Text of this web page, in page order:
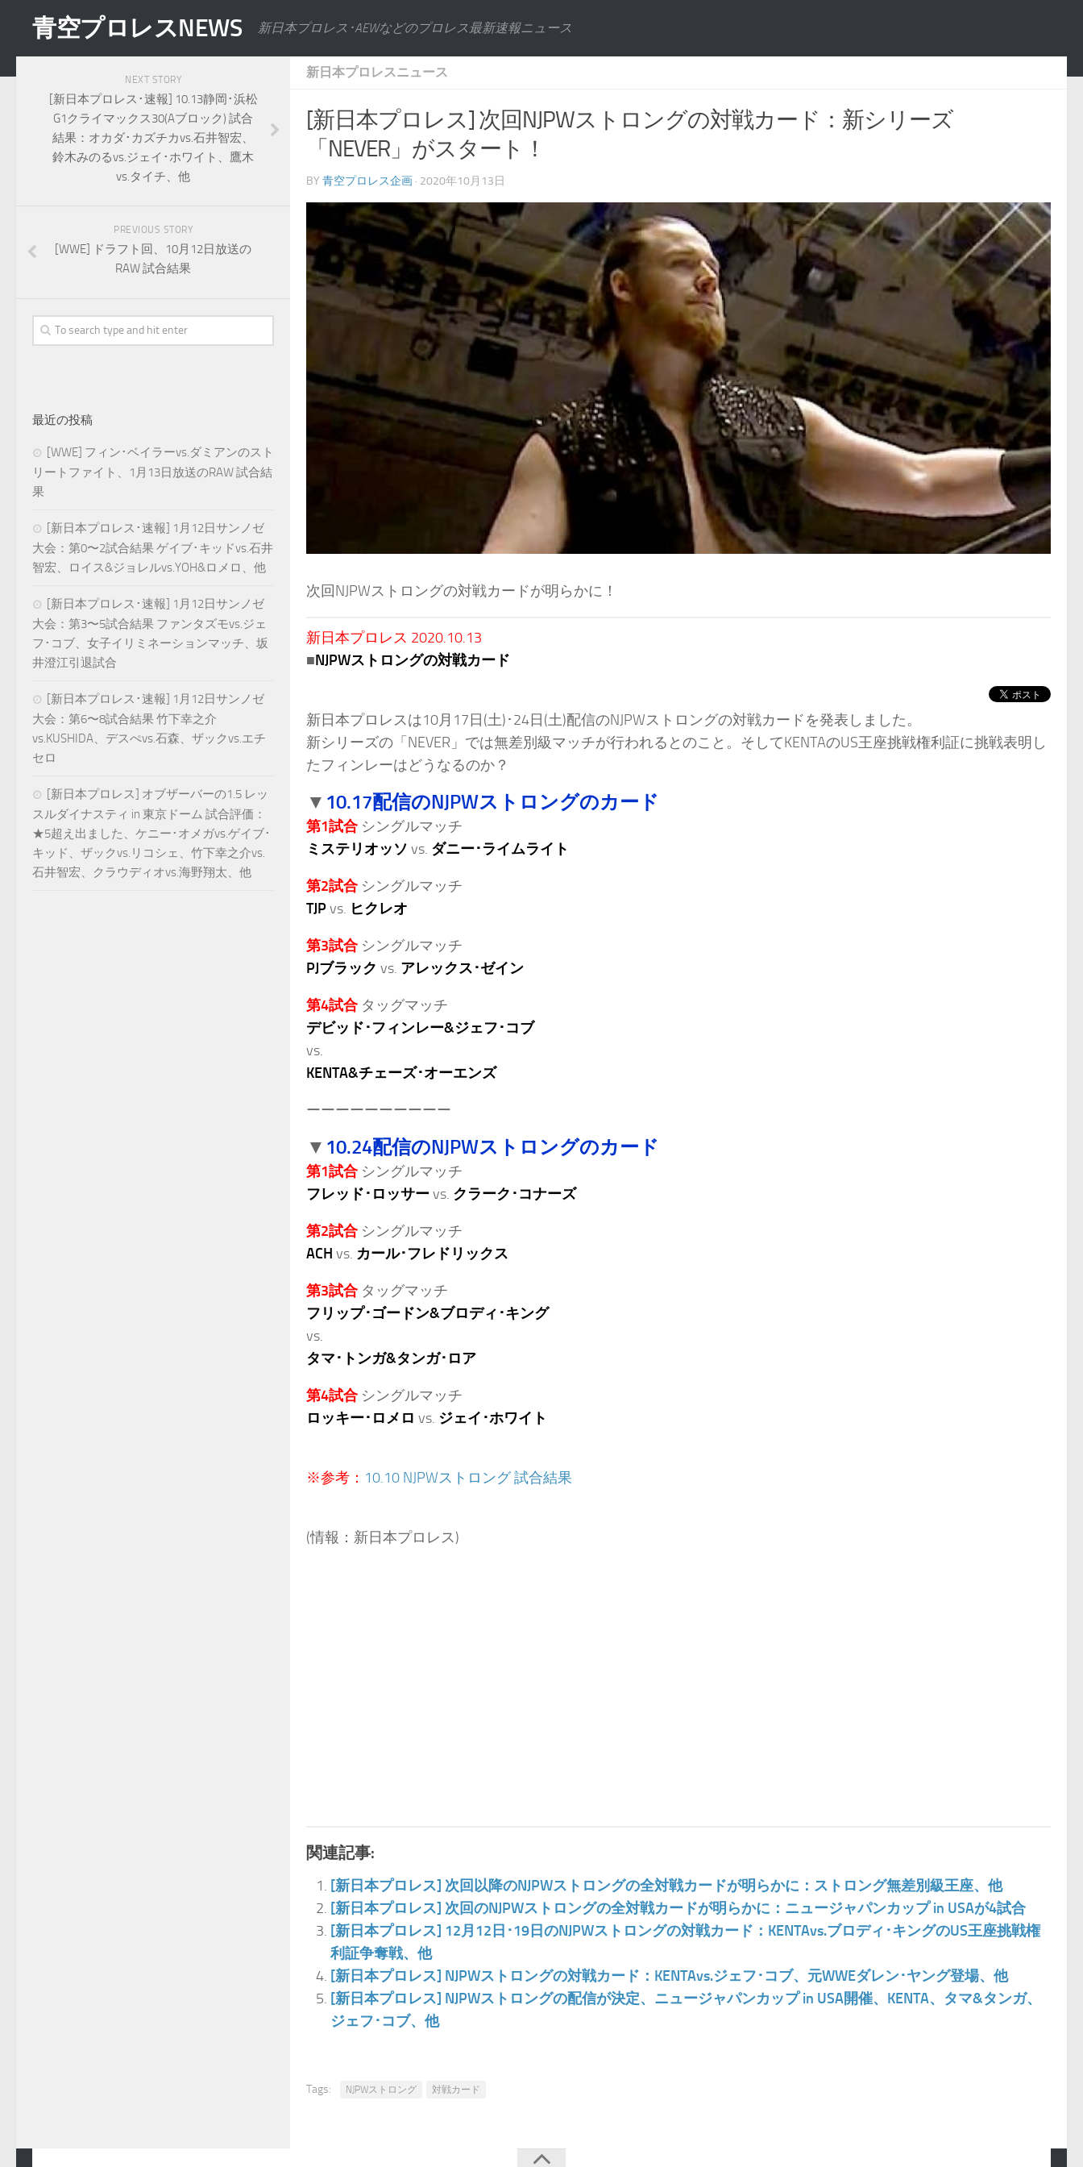
青空プロレスNEWS 新日本プロレス･AEWなどのプロレス最新速報ニュース
新日本プロレスニュース
[新日本プロレス] 次回NJPWストロングの対戦カード：新シリーズ
「NEVER」がスタート！
BY 青空プロレス企画 · 2020年10月13日
次回NJPWストロングの対戦カードが明らかに！
新日本プロレス 2020.10.13
■NJPWストロングの対戦カード
新日本プロレスは10月17日(土)･24日(土)配信のNJPWストロングの対戦カードを発表しました。
新シリーズの「NEVER」では無差別級マッチが行われるとのこと。そしてKENTAのUS王座挑戦権利証に挑戦表明し
たフィンレーはどうなるのか？
▼ 10.17配信のNJPWストロングのカード
第1試合 シングルマッチ
ミステリオッソ vs. ダニー･ライムライト
第2試合 シングルマッチ
TJPvs. ヒクレオ
第3試合 シングルマッチ
PJブラック vs. アレックス･ゼイン
第4試合 タッグマッチ
デビッド･フィンレー&ジェフ･コブ
vs.
KENTA&チェーズ･オーエンズ
ーーーーーーーーーー
▼ 10.24配信のNJPWストロングのカード
第1試合 シングルマッチ
フレッド･ロッサーvs. クラーク･コナーズ
第2試合 シングルマッチ
ACH vs. カール･フレドリックス
第3試合 タッグマッチ
フリップ･ゴードン&ブロディ･キング
vs.
タマ･トンガ&タンガ･ロア
第4試合 シングルマッチ
ロッキー･ロメロ vs. ジェイ･ホワイト
※参考： 10.10 NJPWストロング 試合結果
(情報：新日本プロレス)
関連記事:
[新日本プロレス] 次回以降のNJPWストロングの全対戦カードが明らかに：ストロング無差別級王座、他
[新日本プロレス] 次回のNJPWストロングの全対戦カードが明らかに：ニュージャパンカップ in USAが4試合
[新日本プロレス] 12月12日･19日のNJPWストロングの対戦カード：KENTAvs.ブロディ･キングのUS王座挑戦権
利証争奪戦、他
[新日本プロレス] NJPWストロングの対戦カード：KENTAvs.ジェフ･コブ、元WWEダレン･ヤング登場、他
[新日本プロレス] NJPWストロングの配信が決定、ニュージャパンカップ in USA開催、KENTA、タマ&タンガ、
ジェフ･コブ、他
Tags: NJPWストロング 対戦カード
NEXT STORY
[新日本プロレス･速報] 10.13静岡･浜松
G1クライマックス30(Aブロック) 試合
結果：オカダ･カズチカvs.石井智宏、
鈴木みのるvs.ジェイ･ホワイト、鷹木
vs.タイチ、他
PREVIOUS STORY
[WWE] ドラフト回、10月12日放送の
RAW 試合結果
最近の投稿
[WWE] フィン･ベイラーvs.ダミアンのスト
リートファイト、1月13日放送のRAW 試合結
果
[新日本プロレス･速報] 1月12日サンノゼ
大会：第0〜2試合結果 ゲイブ･キッドvs.石井
智宏、ロイス&ジョレルvs.YOH&ロメロ、他
[新日本プロレス･速報] 1月12日サンノゼ
大会：第3〜5試合結果 ファンタズモvs.ジェ
フ･コブ、女子イリミネーションマッチ、坂
井澄江引退試合
[新日本プロレス･速報] 1月12日サンノゼ
大会：第6〜8試合結果 竹下幸之介
vs.KUSHIDA、デスぺvs.石森、ザックvs.エチ
セロ
[新日本プロレス] オブザーバーの1.5 レッ
スルダイナスティ in 東京ドーム 試合評価：
★5超え出ました、ケニー･オメガvs.ゲイブ･
キッド、ザックvs.リコシェ、竹下幸之介vs.
石井智宏、クラウディオvs.海野翔太、他